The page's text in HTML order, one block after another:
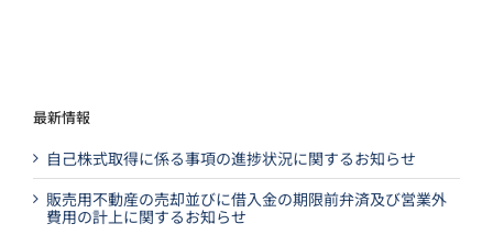
最新情報
自己株式取得に係る事項の進捗状況に関するお知らせ
販売用不動産の売却並びに借入金の期限前弁済及び営業外
費用の計上に関するお知らせ